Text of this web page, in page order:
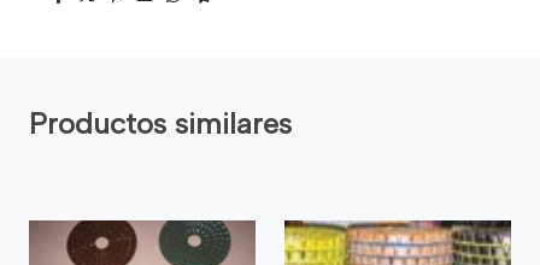
Productos similares